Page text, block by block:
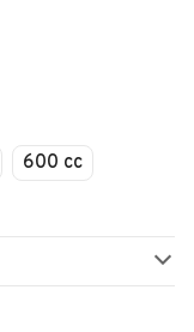
600 cc